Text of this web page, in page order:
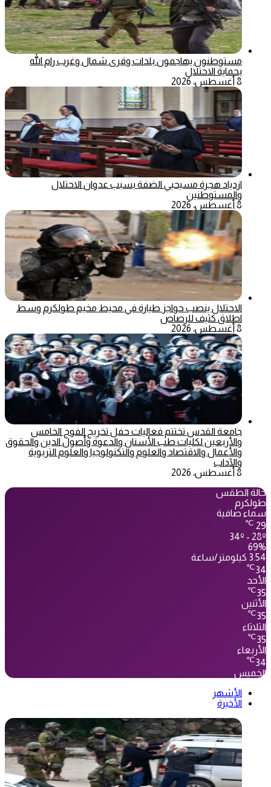
مستوطنون يهاجمون بلدات وقرى شمال وغرب رام الله
بحماية الاحتلال
8 أغسطس، 2026
ازدياد هجرة مسيحيي الضفة بسبب عدوان الاحتلال
والمستوطنين
8 أغسطس، 2026
الاحتلال ينصب حواجز طيارة في محيط مخيم طولكرم وسط
اطلاق كثيف للرصاص
8 أغسطس، 2026
جامعة القدس تختتم فعاليات حفل تخريج الفوج الخامس
والأربعين لكليات طب الأسنان والدعوة وأصول الدين والحقوق
والأعمال والاقتصاد والعلوم والتكنولوجيا والعلوم التربوية
والآداب
8 أغسطس، 2026
حالة الطقس
طولكرم
سماء صافية
29
℃
34º - 28º
69%
3.54 كيلومتر/ساعة
34
℃
الأحد
35
℃
الأثنين
35
℃
الثلاثاء
35
℃
الأربعاء
34
℃
الخميس
الأشهر
الأخيرة